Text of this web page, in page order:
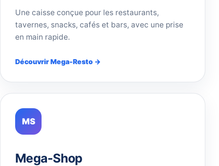
Une caisse conçue pour les restaurants,
tavernes, snacks, cafés et bars, avec une prise
en main rapide.
Découvrir Mega-Resto →
MS
Mega-Shop